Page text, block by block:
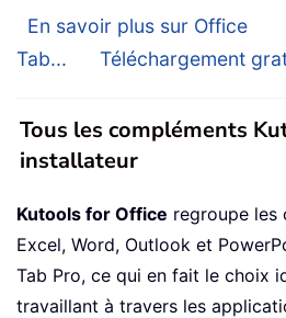
En savoir plus sur Office
Tab...
Téléchargement
Tous les compléments
installateur
Kutools for Office regroupe les
Excel, Word, Outlook et
Tab Pro, ce qui en fait le choix
travaillant à travers les